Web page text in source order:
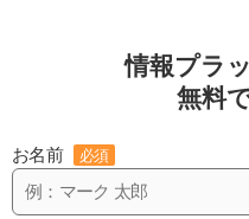
情報プラ
無料
お名前 必須